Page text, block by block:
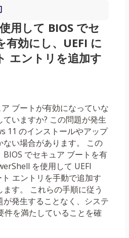
用して BIOS でセ
有効にし、UEFI に
エントリを追加す
ブートが有効になっていな
いますか? この問題が発生
11 のインストールやアップ
い場合があります。 この
でセキュア ブートを有
を使用して UEFI
エントリを手動で追加す
す。 これらの手順に従う
が発生することなく、システ
件を満たしていることを確